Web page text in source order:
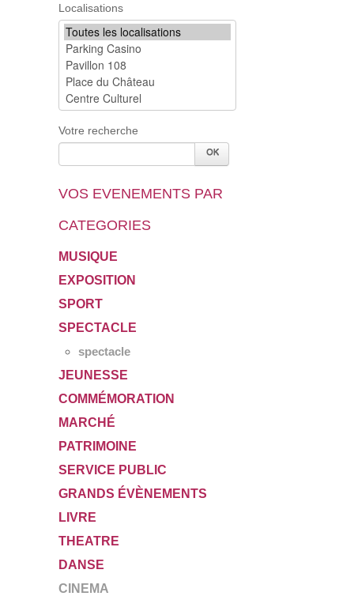
Localisations
Votre recherche
VOS EVENEMENTS PAR
CATEGORIES
MUSIQUE
EXPOSITION
SPORT
SPECTACLE
spectacle
JEUNESSE
COMMÉMORATION
MARCHÉ
PATRIMOINE
SERVICE PUBLIC
GRANDS ÉVÈNEMENTS
LIVRE
THEATRE
DANSE
CINEMA